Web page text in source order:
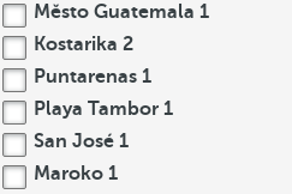
Město Guatemala 1
Kostarika 2
Puntarenas 1
Playa Tambor 1
San José 1
Maroko 1